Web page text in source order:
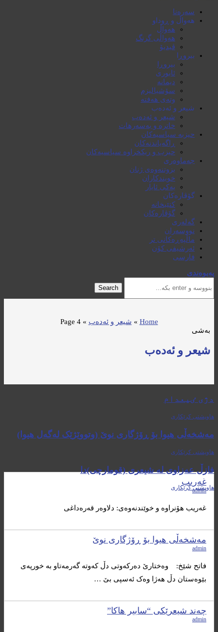
سەرەتا
هەواڵ و ڕوداو
هەواڵ
هەواڵی گرنگ
ڤیدیۆ
بیروڕا
بیروڕا
ئابوری
دیمانە
سۆشیالیزم
وتەی هەفتە
شیعر و ئەدەب
شیعر و ئەدەب
خاترە و بەسەرهات
حیزبە سیاسیەکان
ڕاگەیاندنەکان
حیزب و ریکخراوە سیاسیەکان
جەماوەری
بزوتنەوەی ژنان
خویند‌کاران
یەکی ئایار
گۆڤارەکان
کتێبخانە
گۆڤارەکان
گەلەری
نووسەران
ماڵپەڕەکانی تر
ئەرشیفی کۆن
فارسی
پەیوەندی
Search
Home
» شیعر و ئەدەب »
Page 4
بەشی
شیعر و ئەدەب
دژی ٸیعدام
هاوپشتی کرێکاری
مەشخەڵی هیوا بۆ ڕۆژگاری نوێ (وتووێژێک لەگەل هیوا)
هاوپشتی کرێکاری
فازڵ عه‌زاوی له‌ شیعری (قومارچی)دا
هاوپشتی کرێکاری
غەریب
admin
غەریب هۆنراوە و خوێندنەوەی: دلاوەر قەرەداغی
مەشخەڵی هیوا بۆ ڕۆژگاری نوێ
admin
فاتح شێخ: وەختارێ دەرکەوتی دڵ کەوته گەرمەتاو به خورپەی
بێوەستان دڵ هەژا وەک ئەسپی بێ …
چەند شیعرێکی “سابیر هاکا”
admin